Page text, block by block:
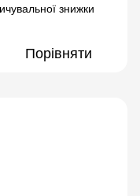
знижки
Порівняти